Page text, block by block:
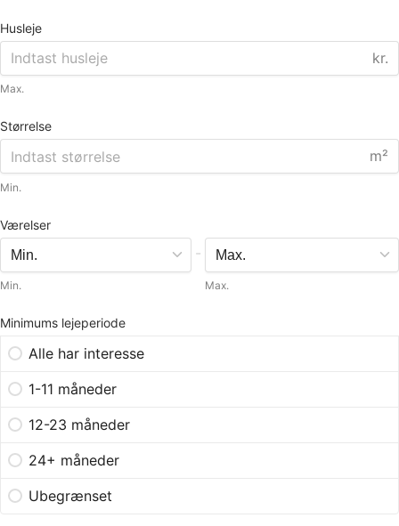
Husleje
kr.
Max.
Størrelse
m²
Min.
Værelser
Min.
-
Max.
Minimums lejeperiode
Alle har interesse
1-11 måneder
12-23 måneder
24+ måneder
Ubegrænset